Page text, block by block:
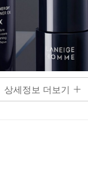
상세정보 더보기